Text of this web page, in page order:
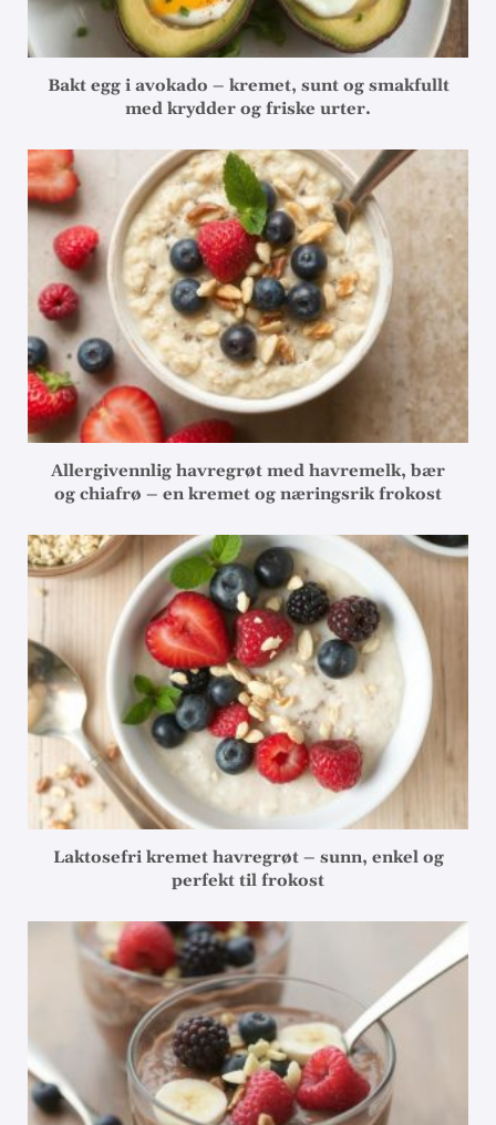
Bakt egg i avokado – kremet, sunt og smakfullt
med krydder og friske urter.
Allergivennlig havregrøt med havremelk, bær
og chiafrø – en kremet og næringsrik frokost
Laktosefri kremet havregrøt – sunn, enkel og
perfekt til frokost